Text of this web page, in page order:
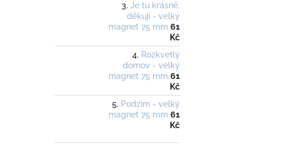
Je tu krásně,
děkuji - velký
magnet 75 mm 61
Kč
Rozkvetlý
domov - velký
magnet 75 mm 61
Kč
Podzim - velký
magnet 75 mm 61
Kč